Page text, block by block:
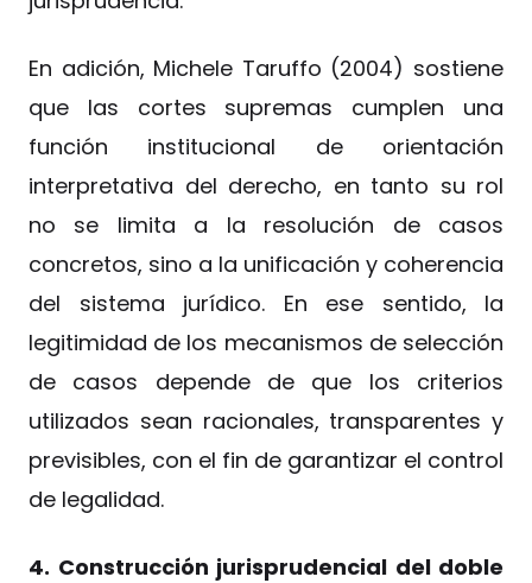
En adición, Michele Taruffo (2004) sostiene
que las cortes supremas cumplen una
función institucional de orientación
interpretativa del derecho, en tanto su rol
no se limita a la resolución de casos
concretos, sino a la unificación y coherencia
del sistema jurídico. En ese sentido, la
legitimidad de los mecanismos de selección
de casos depende de que los criterios
utilizados sean racionales, transparentes y
previsibles, con el fin de garantizar el control
de legalidad.
4. Construcción jurisprudencial del doble